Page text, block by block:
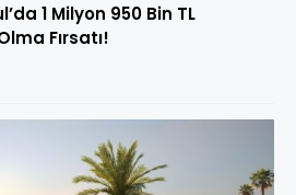
1 Milyon 950 Bin TL
Fırsatı!